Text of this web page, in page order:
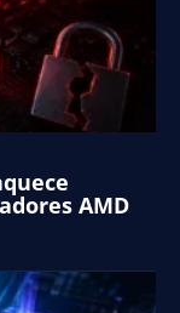
AMD